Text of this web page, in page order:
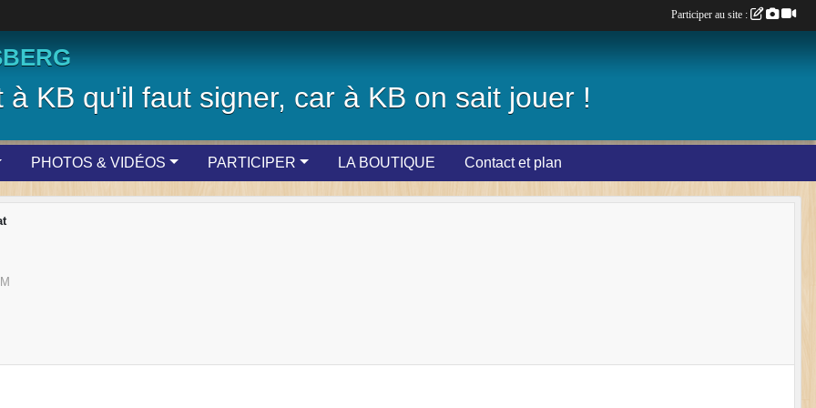
KB qu'il faut signer, car à KB on sait jouer !
PHOTOS & VIDÉOS PARTICIPER LA BOUTIQUE Contact et plan
Participer au site :